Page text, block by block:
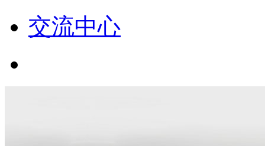
交流中心